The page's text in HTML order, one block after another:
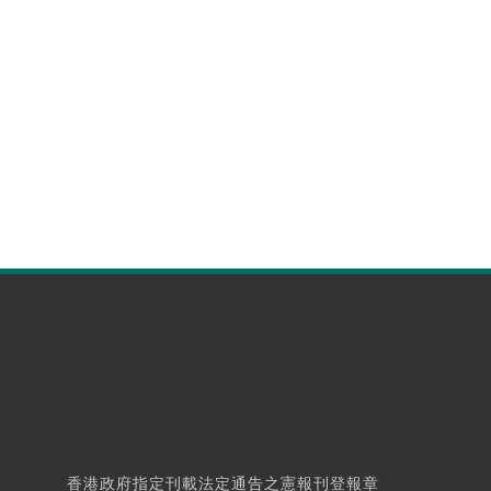
香港政府指定刊載法定通告之憲報刊登報章